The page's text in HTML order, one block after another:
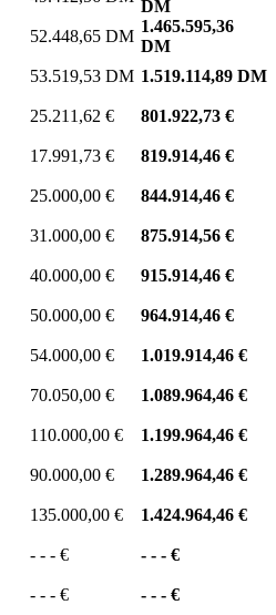
DM
52.448,65 DM
1.465.595,36
DM
53.519,53 DM 1.519.114,89 DM
25.211,62 €
801.922,73 €
17.991,73 €
819.914,46 €
25.000,00 €
844.914,46 €
31.000,00 €
875.914,56 €
40.000,00 €
915.914,46 €
50.000,00 €
964.914,46 €
54.000,00 €
1.019.914,46 €
70.050,00 €
1.089.964,46 €
110.000,00 €
1.199.964,46 €
90.000,00 €
1.289.964,46 €
135.000,00 €
1.424.964,46 €
- - - €
- - - €
- - - € - - - €